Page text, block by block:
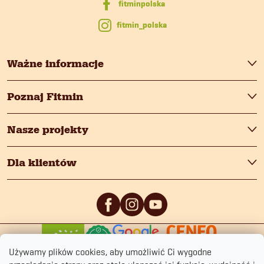
Używamy plików cookies, aby umożliwić Ci wygodne
Ważne informacje
Poznaj Fitmin
Nasze projekty
Dla klientów
fitmin_polska